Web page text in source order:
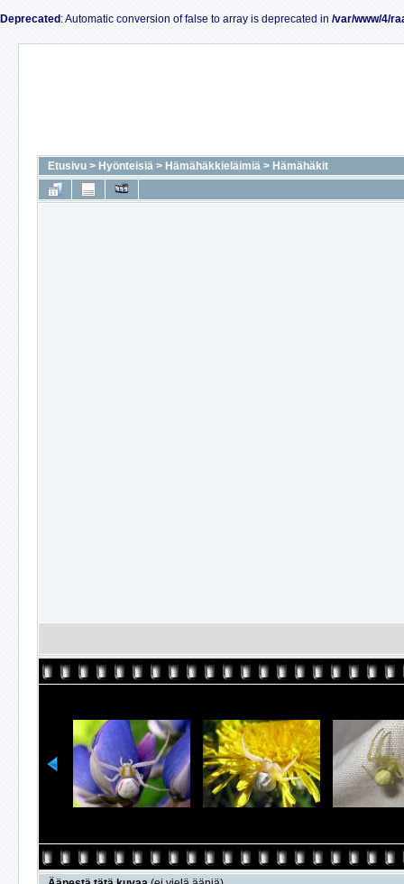
Deprecated : Automatic conversion of false to array is deprecated in /var/www/4/
Etusivu > Hyönteisiä > Hämähäkkieläimiä > Hämähäkit